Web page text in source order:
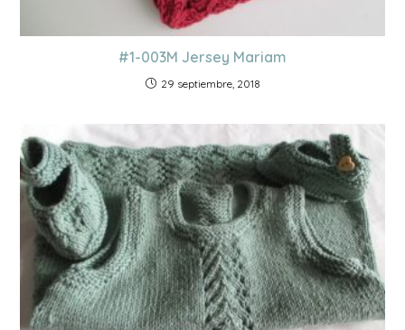
#1-003M Jersey Mariam
29 septiembre, 2018